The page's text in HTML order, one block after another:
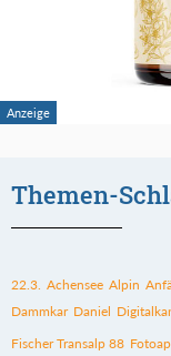
Themen-
22.3. Achensee Alpin
Dammkar Daniel
Fischer Transalp 88